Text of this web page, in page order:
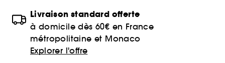
Livraison standard offerte
à domicile dès 60€ en France
métropolitaine et Monaco
Explorer l'offre